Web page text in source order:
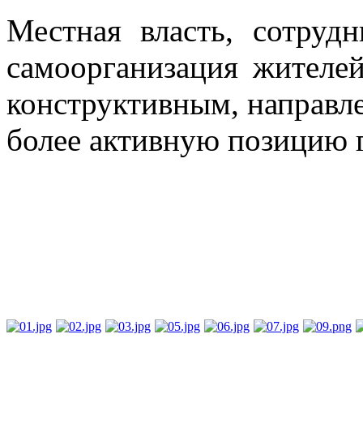
Местная власть,
самоорганизация
конструктивным,
более активную позицию